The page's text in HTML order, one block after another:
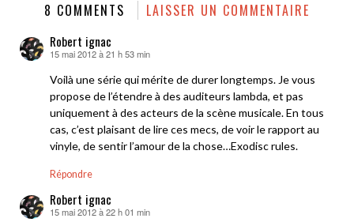
8 COMMENTS LAISSER UN COMMENTAIRE
Robert ignac
dit :
15 mai 2012 à 21 h 53 min
Voilà une série qui mérite de durer longtemps. Je vous
propose de l’étendre à des auditeurs lambda, et pas
uniquement à des acteurs de la scène musicale. En tous
cas, c’est plaisant de lire ces mecs, de voir le rapport au
vinyle, de sentir l’amour de la chose…Exodisc rules.
Répondre
Robert ignac
dit :
15 mai 2012 à 22 h 01 min